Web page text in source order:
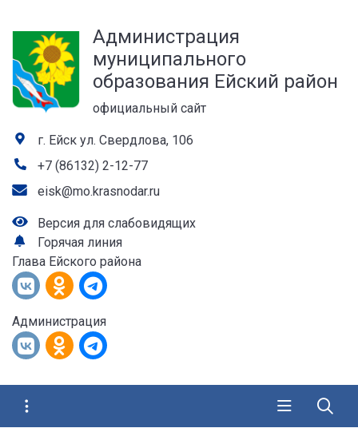
Администрация
муниципального
образования Ейский район
официальный сайт
г. Ейск ул. Свердлова, 106
+7 (86132) 2-12-77
eisk@mo.krasnodar.ru
Версия для слабовидящих
Горячая линия
Глава Ейского района
Администрация